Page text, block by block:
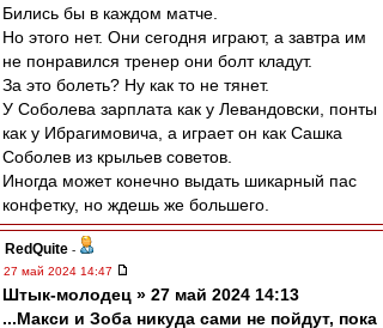
Бились бы в каждом матче.
Но этого нет. Они сегодня играют, а завтра им
не понравился тренер они болт кладут.
За это болеть? Ну как то не тянет.
У Соболева зарплата как у Левандовски, понты
как у Ибрагимовича, а играет он как Сашка
Соболев из крыльев советов.
Иногда может конечно выдать шикарный пас
конфетку, но ждешь же большего.
RedQuite -
27 май 2024 14:47
Штык-молодец » 27 май 2024 14:13
...Макси и Зоба никуда сами не пойдут, пока